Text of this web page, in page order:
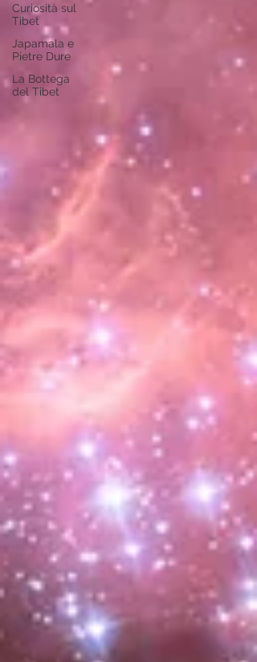
Curiosità sul
Tibet
Japamala e
Pietre Dure
La Bottega
del Tibet